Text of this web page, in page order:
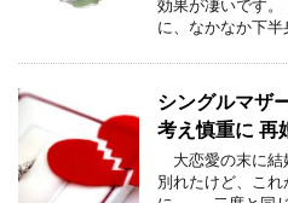
効果が凄いです
に、なかなか下
シングルマザ
考え慎重に 再
大恋愛の末に結
別れたけど、こ